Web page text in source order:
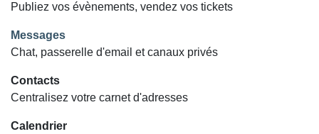
Publiez vos évènements, vendez vos tickets
Messages
Chat, passerelle d'email et canaux privés
Contacts
Centralisez votre carnet d'adresses
Calendrier